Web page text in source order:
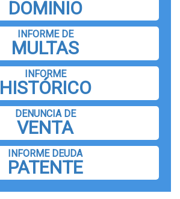
DOMINIO
INFORME DE
MULTAS
INFORME
HISTÓRICO
DENUNCIA DE
VENTA
INFORME DEUDA
PATENTE